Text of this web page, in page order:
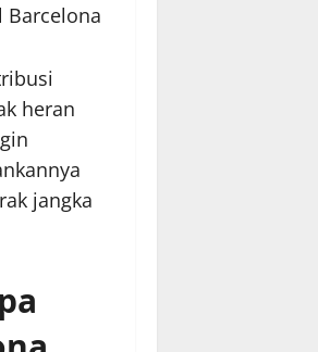
Barcelona
heran
jangka